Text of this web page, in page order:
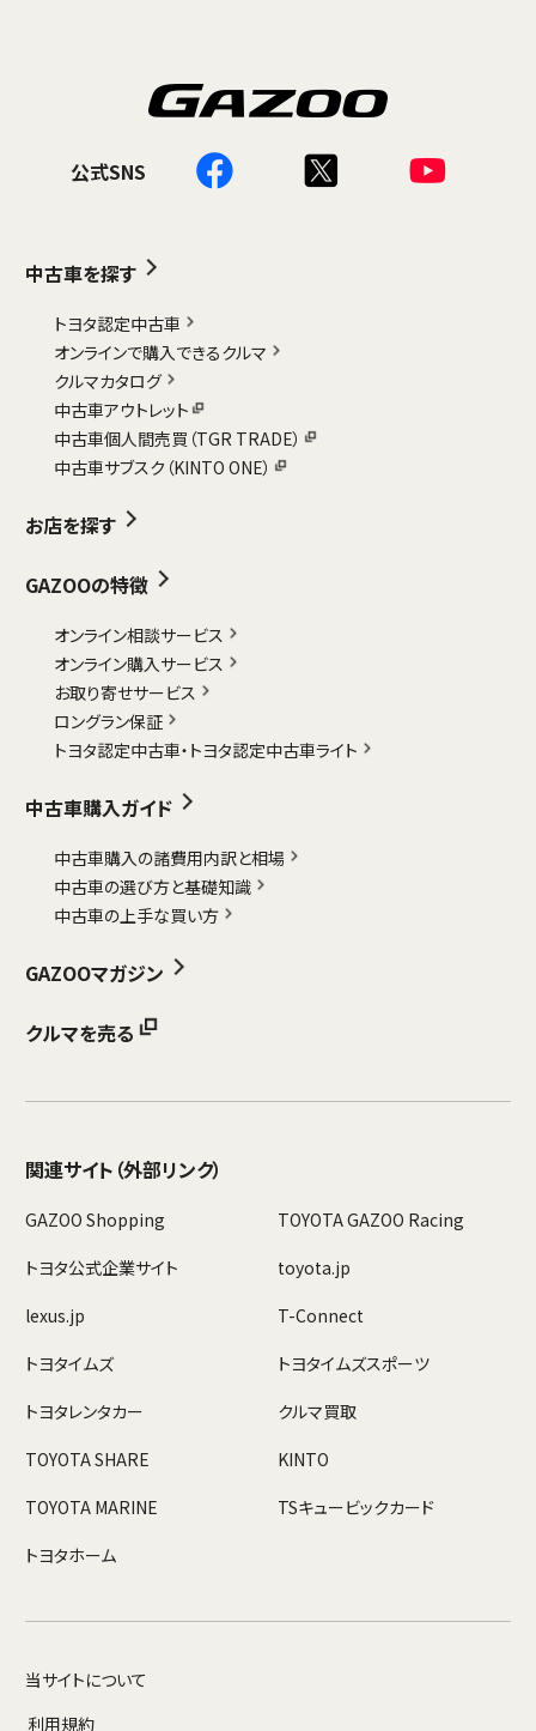
公式SNS
中古車を探す
トヨタ認定中古車
オンラインで購入できるクルマ
クルマカタログ
中古車アウトレット
中古車個人間売買（TGR TRADE）
中古車サブスク（KINTO ONE）
お店を探す
GAZOOの特徴
オンライン相談サービス
オンライン購入サービス
お取り寄せサービス
ロングラン保証
トヨタ認定中古車・ トヨタ認定中古車ライト
中古車購入ガイド
中古車購入の諸費用内訳と相場
中古車の選び方と基礎知識
中古車の上手な買い方
GAZOOマガジン
クルマを売る
関連サイト （外部リンク）
GAZOO Shopping
TOYOTA GAZOO Racing
トヨタ公式企業サイト
toyota.jp
lexus.jp
T-Connect
トヨタイムズ
トヨタイムズスポーツ
トヨタレンタカー
クルマ買取
TOYOTA SHARE
KINTO
TOYOTA MARINE
TSキュービックカード
トヨタホーム
当サイトについて
利用規約